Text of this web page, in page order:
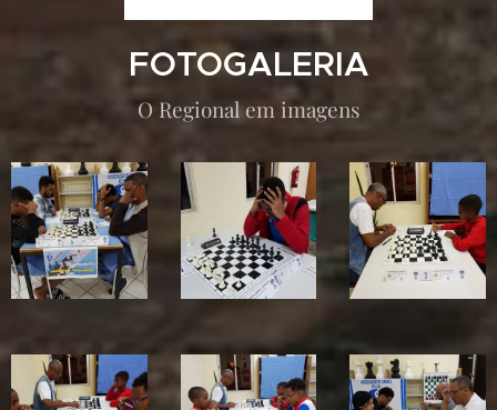
FOTOGALERIA
O Regional em imagens